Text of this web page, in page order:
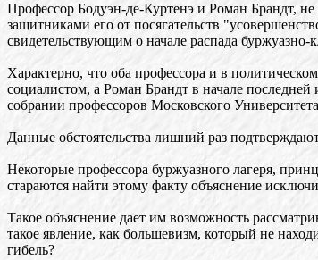
Профессор Бодуэн-де-Куртенэ и Роман Брандт,
защитниками его от посягательств
свидетельствующим о начале распада буржуазно-
Характерно, что оба профессора и в
социалистом, а Роман Брандт в начале
собрании профессоров Московского
Данные обстоятельства лишний раз
Некоторые профессора буржуазного лагеря,
стараются найти этому факту объяснение
Такое объяснение дает им возможность
такое явление, как большевизм, который не
гибель?